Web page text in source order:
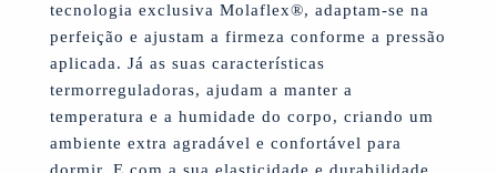
tecnologia exclusiva Molaflex®, adaptam-se na
perfeição e ajustam a firmeza conforme a pressão
aplicada. Já as suas características
termorreguladoras, ajudam a manter a
temperatura e a humidade do corpo, criando um
ambiente extra agradável e confortável para